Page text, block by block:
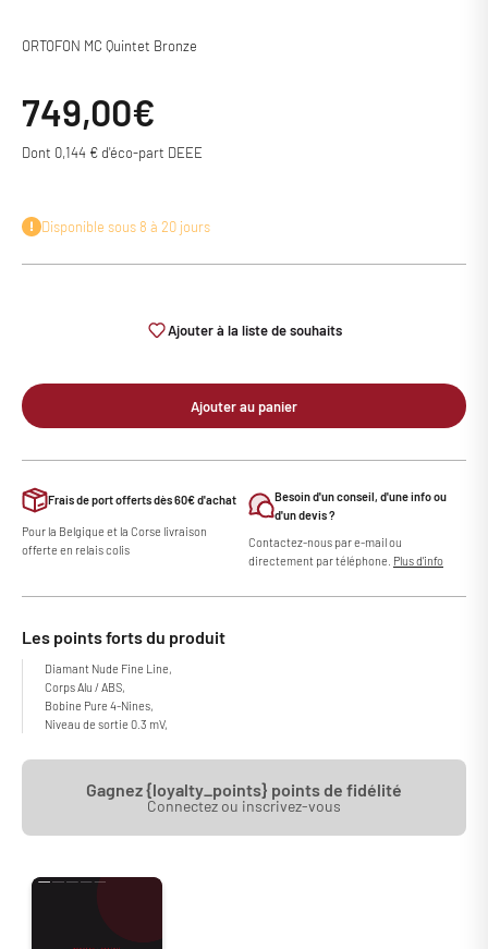
ORTOFON MC Quintet Bronze
Prix de vente
749,00€
Dont 0,144 € d'éco-part DEEE
Disponible sous 8 à 20 jours
Ajouter à la liste de souhaits
Ajouter au panier
Frais de port offerts dès 60€ d'achat
Pour la Belgique et la Corse livraison
offerte en relais colis
Besoin d'un conseil, d'une info ou
d'un devis ?
Contactez-nous par e-mail ou
directement par téléphone. Plus d'info
Les points forts du produit
Diamant Nude Fine Line,
Corps Alu / ABS,
Bobine Pure 4-Nines,
Niveau de sortie 0.3 mV,
Gagnez {loyalty_points} points de fidélité
Connectez ou inscrivez-vous